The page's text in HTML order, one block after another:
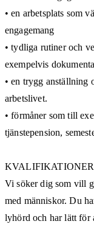
• en arbetsplats som
engagemang
• tydliga rutiner och
exempelvis
• en trygg anställning
arbetslivet.
• förmåner som till
tjänstepension,
KVALIFIKATIONER
Vi söker dig som vill
med människor. Du
lyhörd och har lätt för